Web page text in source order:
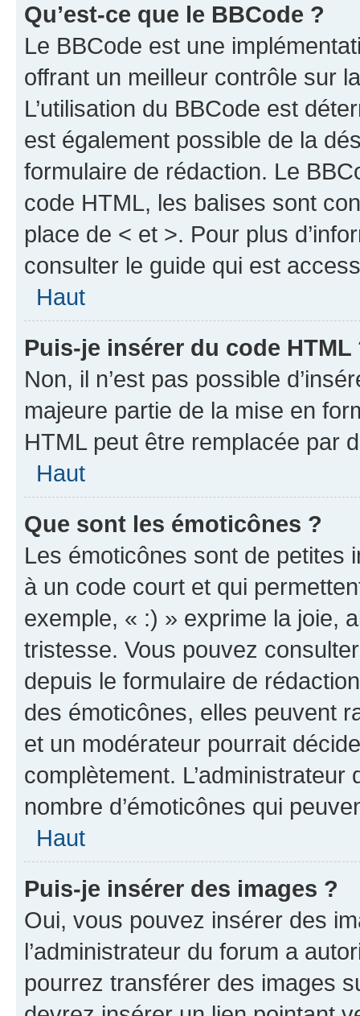
Qu’est-ce que le BBCode ?
Le BBCode est une
offrant un meilleur contrôle sur
L’utilisation du BBCode est
est également possible de la
formulaire de rédaction. Le
code HTML, les balises sont
place de < et >. Pour plus
consulter le guide qui est
Haut
Puis-je insérer du code HTML
Non, il n’est pas possible
majeure partie de la mise en
HTML peut être remplacée par
Haut
Que sont les émoticônes ?
Les émoticônes sont de petites
à un code court et qui
exemple, « :) » exprime la joie,
tristesse. Vous pouvez
depuis le formulaire de
des émoticônes, elles peuvent
et un modérateur pourrait
complètement.
nombre d’émoticônes qui
Haut
Puis-je insérer des images ?
Oui, vous pouvez insérer des
l’administrateur du forum a
pourrez transférer des images